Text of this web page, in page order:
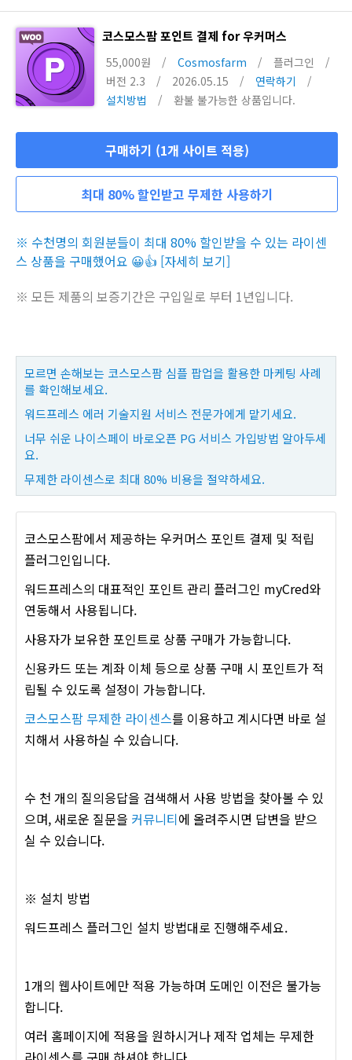
코스모스팜 포인트 결제 for 우커머스
55,000원 / Cosmosfarm / 플러그인
/
버전 2.3
/ 2026.05.15 / 연락하기
/
설치방법
/ 환불 불가능한 상품입니다.
구매하기 (1개 사이트 적용)
최대 80% 할인받고 무제한 사용하기
※ 수천명의 회원분들이 최대 80% 할인받을 수 있는 라이센
스 상품을 구매했어요 😀👍 [자세히 보기]
※ 모든 제품의 보증기간은 구입일로 부터 1년입니다.
모르면 손해보는 코스모스팜 심플 팝업을 활용한 마케팅 사례
를 확인해보세요.
워드프레스 에러 기술지원 서비스 전문가에게 맡기세요.
너무 쉬운 나이스페이 바로오픈 PG 서비스 가입방법 알아두세
요.
무제한 라이센스로 최대 80% 비용을 절약하세요.
코스모스팜에서 제공하는 우커머스 포인트 결제 및 적립
플러그인입니다.
워드프레스의 대표적인 포인트 관리 플러그인 myCred와
연동해서 사용됩니다.
사용자가 보유한 포인트로 상품 구매가 가능합니다.
신용카드 또는 계좌 이체 등으로 상품 구매 시 포인트가 적
립될 수 있도록 설정이 가능합니다.
코스모스팜 무제한 라이센스를 이용하고 계시다면 바로 설
치해서 사용하실 수 있습니다.
수 천 개의 질의응답을 검색해서 사용 방법을 찾아볼 수 있
으며, 새로운 질문을 커뮤니티에 올려주시면 답변을 받으
실 수 있습니다.
※ 설치 방법
워드프레스 플러그인 설치 방법대로 진행해주세요.
1개의 웹사이트에만 적용 가능하며 도메인 이전은 불가능
합니다.
여러 홈페이지에 적용을 원하시거나 제작 업체는 무제한